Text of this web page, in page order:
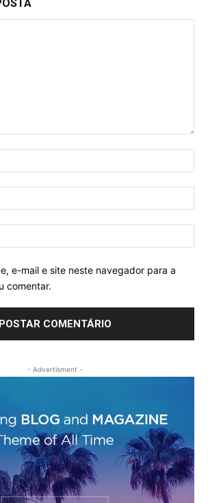
e-mail e site neste navegador para a
comentar.
- Advertisment -